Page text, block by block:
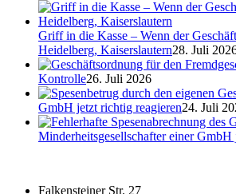
Griff in die Kasse – Wenn der
Heidelberg, Kaiserslautern28. Juli
Kontrolle26. Juli 2026
GmbH jetzt richtig reagieren24. Juli
Minderheitsgesellschafter einer GmbH
Falkensteiner Str. 27